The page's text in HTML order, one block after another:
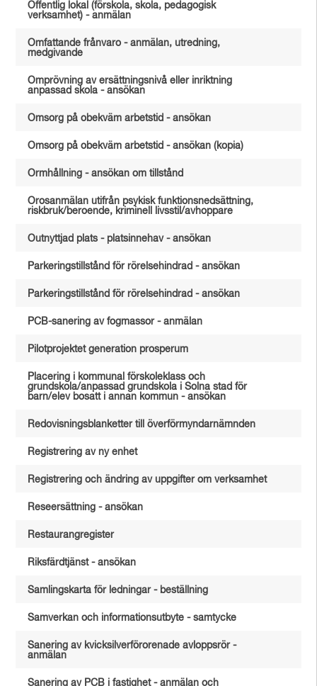
Offentlig lokal (förskola, skola, pedagogisk
verksamhet) - anmälan
Omfattande frånvaro - anmälan, utredning,
medgivande
Omprövning av ersättningsnivå eller inriktning
anpassad skola - ansökan
Omsorg på obekväm arbetstid - ansökan
Omsorg på obekväm arbetstid - ansökan (kopia)
Ormhållning - ansökan om tillstånd
Orosanmälan utifrån psykisk funktionsnedsättning,
riskbruk/beroende, kriminell livsstil/avhoppare
Outnyttjad plats - platsinnehav - ansökan
Parkeringstillstånd för rörelsehindrad - ansökan
Parkeringstillstånd för rörelsehindrad - ansökan
PCB-sanering av fogmassor - anmälan
Pilotprojektet generation prosperum
Placering i kommunal förskoleklass och
grundskola/anpassad grundskola i Solna stad för
barn/elev bosatt i annan kommun - ansökan
Redovisningsblanketter till överförmyndarnämnden
Registrering av ny enhet
Registrering och ändring av uppgifter om verksamhet
Reseersättning - ansökan
Restaurangregister
Riksfärdtjänst - ansökan
Samlingskarta för ledningar - beställning
Samverkan och informationsutbyte - samtycke
Sanering av kvicksilverförorenade avloppsrör -
anmälan
Sanering av PCB i fastighet - anmälan och